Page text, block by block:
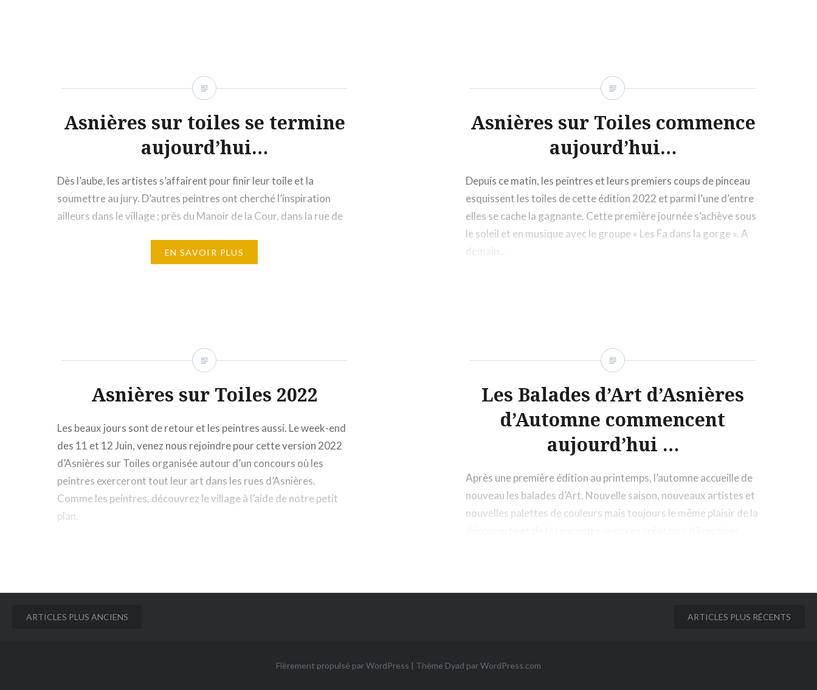
Asnières sur toiles se termine
aujourd’hui…
Dès l’aube, les artistes s’affairent pour finir leur toile et la
soumettre au jury. D’autres peintres ont cherché l’inspiration
ailleurs dans le village ; près du Manoir de la Cour, dans la rue de
rassemblés sur la place de l’église, occasion pour voter pour le…
EN SAVOIR PLUS
Asnières sur Toiles commence
aujourd’hui…
Depuis ce matin, les peintres et leurs premiers coups de pinceau
esquissent les toiles de cette édition 2022 et parmi l’une d’entre
elles se cache la gagnante. Cette première journée s’achève sous
le soleil et en musique avec le groupe « Les Fa dans la gorge ». A
demain…
Asnières sur Toiles 2022
Les beaux jours sont de retour et les peintres aussi. Le week-end
des 11 et 12 Juin, venez nous rejoindre pour cette version 2022
d’Asnières sur Toiles organisée autour d’un concours où les
peintres exerceront tout leur art dans les rues d’Asnières.
Comme les peintres, découvrez le village à l’aide de notre petit
plan.
Les Balades d’Art d’Asnières
d’Automne commencent
aujourd’hui …
Après une première édition au printemps, l’automne accueille de
nouveau les balades d’Art. Nouvelle saison, nouveaux artistes et
nouvelles palettes de couleurs mais toujours le même plaisir de la
Navigation
ARTICLES PLUS ANCIENS ARTICLES PLUS RÉCENTS
Fièrement propulsé par WordPress | Thème Dyad parWordPress.com